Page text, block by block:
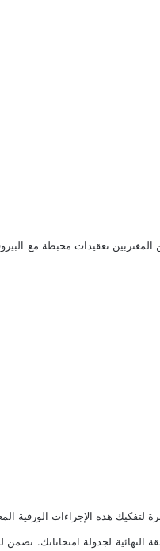
تعقيدات محبطة مع
لتفكيك هذه الإجراءات الورقية
لجدولة امتحاناتك. نضمن